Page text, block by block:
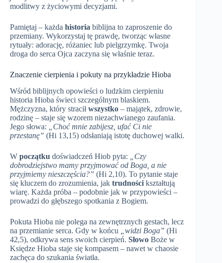
modlitwy z życiowymi decyzjami.
Pamiętaj – każda historia biblijna to zaproszenie do
przemiany. Wykorzystaj tę prawdę, tworząc własne
rytuały: adorację, różaniec lub pielgrzymkę. Twoja
droga do serca Ojca zaczyna się właśnie teraz.
Znaczenie cierpienia i pokuty na przykładzie Hioba
Wśród biblijnych opowieści o ludzkim cierpieniu
historia Hioba świeci szczególnym blaskiem.
Mężczyzna, który straciłwszystko – majątek, zdrowie,
rodzinę – staje się wzorem niezachwianego zaufania.
Jego słowa:
„Choć mnie zabijesz, ufać Ci nie
przestanę” (Hi 13,15) odsłaniają istotę duchowej walki.
W początku doświadczeń Hiob pyta:
„Czy
dobrodziejstwo mamy przyjmować od Boga, a nie
przyjmiemy nieszczęścia?” (Hi 2,10). To pytanie staje
się kluczem do zrozumienia, jak trudności kształtują
wiarę. Każda próba – podobnie jak w przypowieści –
prowadzi do głębszego spotkania z Bogiem.
Pokuta Hioba nie polega na zewnętrznych gestach, lecz
na przemianie serca. Gdy w końcu
„widzi Boga” (Hi
42,5), odkrywa sens swoich cierpień. Słowo Boże w
Księdze Hioba staje się kompasem – nawet w chaosie
zachęca do szukania światła.